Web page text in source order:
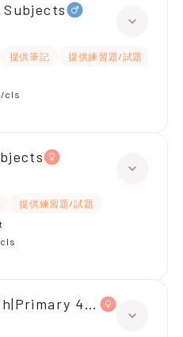
提供筆記 提供練習題/試題
cls
提供練習題/試題
4,All Subjects